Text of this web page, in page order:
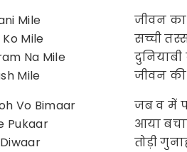
Mile
Mile
Na Mile
Mile
Vo Bimaar
Pukaar
जीवन
सच्ची
जीवन की
जब व में
आया
तोड़ी